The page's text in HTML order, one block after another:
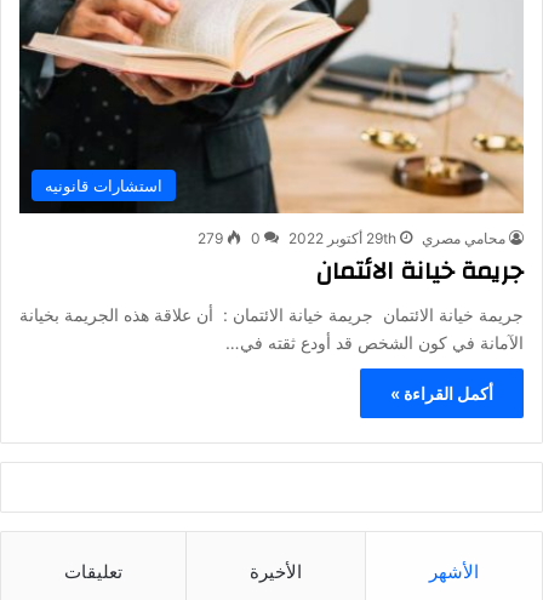
استشارات قانونيه
محامي مصري 29th أكتوبر 2022 0
279
جريمة خيانة الائتمان
جريمة خيانة الائتمان جريمة خيانة الائتمان : أن علاقة هذه الجريمة بخيانة
الآمانة في كون الشخص قد أودع ثقته في…
أكمل القراءة »
الأشهر الأخيرة تعليقات